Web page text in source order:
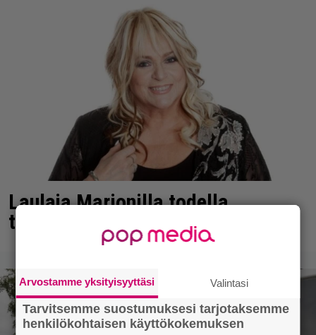
Laulaja Marionilla todella
tuskaiset paikat tällä hetkellä
Arvostamme yksityisyyttäsi Valintasi
Tarvitsemme suostumuksesi tarjotaksemme
henkilökohtaisen käyttökokemuksen